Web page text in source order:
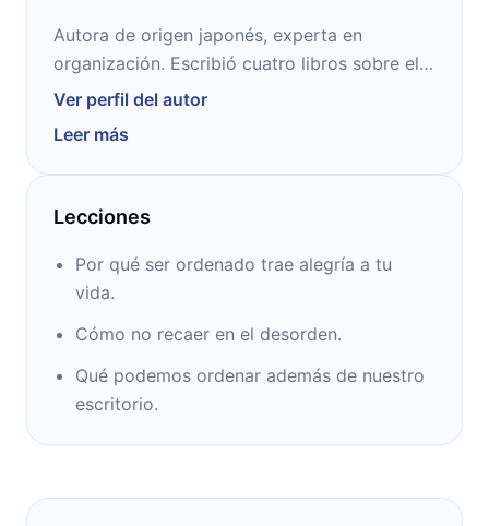
Autora de origen japonés, experta en
organización. Escribió cuatro libros sobre el
tema que vendieron más de 5 millones de
traducidos a varios idiomas. En 2015, la
revista Time la calificó como una de las 100
personas más influyentes del mundo.
Ver perfil del autor
Leer más
Lecciones
Por qué ser ordenado trae alegría a tu
vida.
Cómo no recaer en el desorden.
Qué podemos ordenar además de nuestro
escritorio.